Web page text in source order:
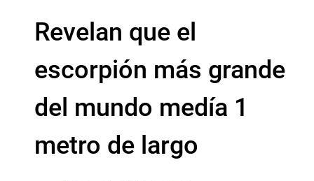
Revelan que el
escorpión más grande
del mundo medía 1
metro de largo